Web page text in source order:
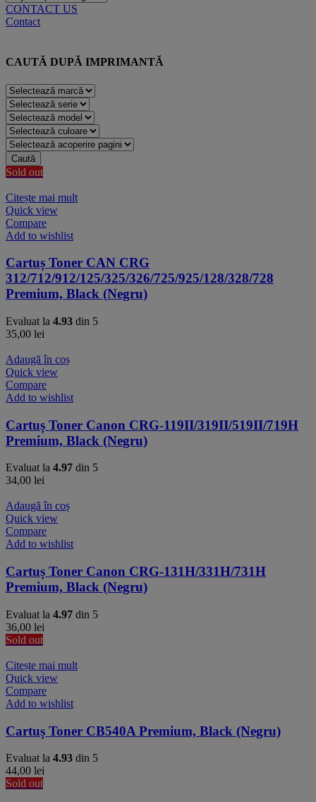
CONTACT US
Contact
CAUTĂ DUPĂ IMPRIMANTĂ
Caută
Sold out
Citește mai mult
Quick view
Compare
Add to wishlist
Cartuș Toner CAN CRG
312/712/912/125/325/326/725/925/128/328/728
Premium, Black (Negru)
Evaluat la 4.93 din 5
35,00 lei
Adaugă în coș
Quick view
Compare
Add to wishlist
Cartuș Toner Canon CRG-119II/319II/519II/719H
Premium, Black (Negru)
Evaluat la 4.97 din 5
34,00 lei
Adaugă în coș
Quick view
Compare
Add to wishlist
Cartuș Toner Canon CRG-131H/331H/731H
Premium, Black (Negru)
Evaluat la 4.97 din 5
36,00 lei
Sold out
Citește mai mult
Quick view
Compare
Add to wishlist
Cartuș Toner CB540A Premium, Black (Negru)
Evaluat la 4.93 din 5
44,00 lei
Sold out